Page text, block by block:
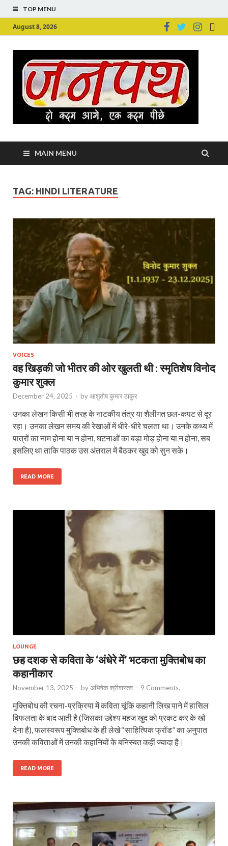
TOP MENU
August 8, 2026
MAIN MENU
TAG: HINDI LITERATURE
VOICES
वह खिड़की जो भीतर की ओर खुलती थी : स्‍मृतिशेष विनोद
कुमार शुक्ल
December 24, 2025 - byआशुतोष कुमार ठाकुर
उनका लेखन किसी भी तरह के नाटकीय तंत्र या शैलीगत छल-कपट से दूर
रहा। उनका लेखन समय की रेखाओं में धीरे-धीरे चलता था। उनके कथ्य में
पात्रों का नाम होना या न होना, घटनाओं का बड़ा मोड़ होना या न होना, सब
इसलिए था ताकि पाठक उस अंतराल में बैठकर खुद को सुन सके।
READ MORE
LOUNGE
छह दशक से कविता के ‘अंधेरे में’ भटकता मुक्तिबोध का
कहानीकार
November 13, 2025 - byअभिषेक श्रीवास्तव - 9 Comments.
मुक्तिबोध की रचना-प्रक्रिया में कविता चूंकि कहानी लिख पाने में हासिल
विफलता के बाद आती है (जिसका उद्देश्य महज खुद को प्रकट कर के खो
देना है), फलस्वरूप मुक्तिबोध के ही लेखे ‘‘साहित्यिक फ्रॉड’’ का अनुपात
उनकी कविताओं में उनकी कहानियों के बनिस्बत कहीं ज्यादा है।
READ MORE